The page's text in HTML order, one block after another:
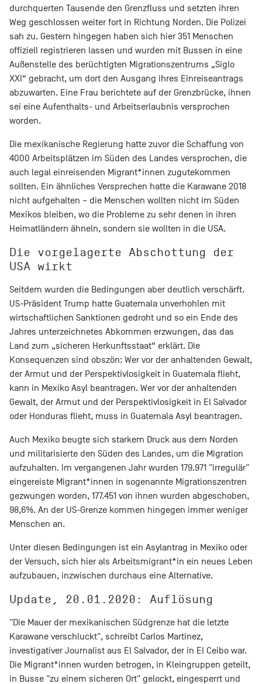
durchquerten Tausende den Grenzfluss und setzten ihren
Weg geschlossen weiter fort in Richtung Norden. Die Polizei
sah zu. Gestern hingegen haben sich hier 351 Menschen
offiziell registrieren lassen und wurden mit Bussen in eine
Außenstelle des berüchtigten Migrationszentrums „Siglo
XXI“ gebracht, um dort den Ausgang ihres Einreiseantrags
abzuwarten. Eine Frau berichtete auf der Grenzbrücke, ihnen
sei eine Aufenthalts- und Arbeitserlaubnis versprochen
worden.
Die mexikanische Regierung hatte zuvor die Schaffung von
4000 Arbeitsplätzen im Süden des Landes versprochen, die
auch legal einreisenden Migrant*innen zugutekommen
sollten. Ein ähnliches Versprechen hatte die Karawane 2018
nicht aufgehalten – die Menschen wollten nicht im Süden
Mexikos bleiben, wo die Probleme zu sehr denen in ihren
Heimatländern ähneln, sondern sie wollten in die USA.
Die vorgelagerte Abschottung der
USA wirkt
Seitdem wurden die Bedingungen aber deutlich verschärft.
US-Präsident Trump hatte Guatemala unverhohlen mit
wirtschaftlichen Sanktionen gedroht und so ein Ende des
Jahres unterzeichnetes Abkommen erzwungen, das das
Land zum „sicheren Herkunftsstaat“ erklärt. Die
Konsequenzen sind obszön: Wer vor der anhaltenden Gewalt,
der Armut und der Perspektivlosigkeit in Guatemala flieht,
kann in Mexiko Asyl beantragen. Wer vor der anhaltenden
Gewalt, der Armut und der Perspektivlosigkeit in El Salvador
oder Honduras flieht, muss in Guatemala Asyl beantragen.
Auch Mexiko beugte sich starkem Druck aus dem Norden
und militarisierte den Süden des Landes, um die Migration
aufzuhalten. Im vergangenen Jahr wurden 179.971 "irregulär"
eingereiste Migrant*innen in sogenannte Migrationszentren
gezwungen worden, 177.451 von ihnen wurden abgeschoben,
98,6%. An der US-Grenze kommen hingegen immer weniger
Menschen an.
Unter diesen Bedingungen ist ein Asylantrag in Mexiko oder
der Versuch, sich hier als Arbeitsmigrant*in ein neues Leben
aufzubauen, inzwischen durchaus eine Alternative.
Update, 20.01.2020: Auflösung
"Die Mauer der mexikanischen Südgrenze hat die letzte
Karawane verschluckt", schreibt Carlos Martínez,
investigativer Journalist aus El Salvador, der in El Ceibo war.
Die Migrant*innen wurden betrogen, in Kleingruppen geteilt,
in Busse "zu einem sicheren Ort" gelockt, eingesperrt und